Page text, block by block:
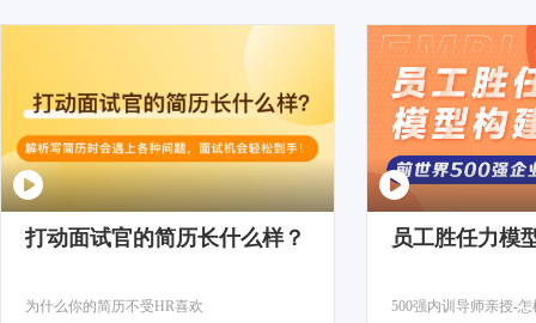
打动面试官的简历长什么样？
为什么你的简历不受HR喜欢
员工胜任力模
500强内训导师亲授-